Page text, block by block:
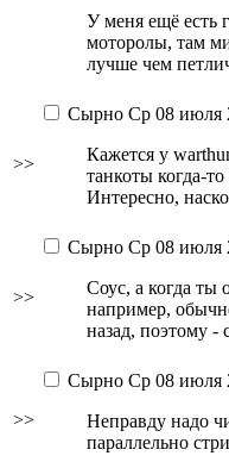
У меня ещё есть
моторолы, там
лучше чем
>>
Сырно Ср 08 июля
Кажется у
танкоты когда-
Интересно,
>>
Сырно Ср 08 июля
Соус, а когда ты
например,
назад, поэтому -
>>
Сырно Ср 08 июля
Неправду надо
параллельно